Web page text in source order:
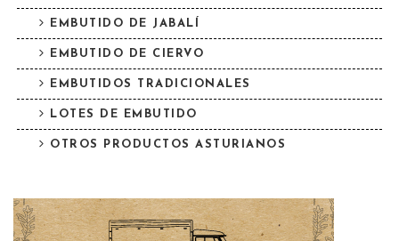
EMBUTIDO DE JABALÍ
EMBUTIDO DE CIERVO
EMBUTIDOS TRADICIONALES
LOTES DE EMBUTIDO
OTROS PRODUCTOS ASTURIANOS